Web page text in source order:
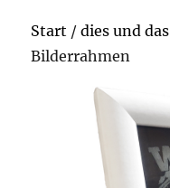
Start /dies und das
Bilderrahmen